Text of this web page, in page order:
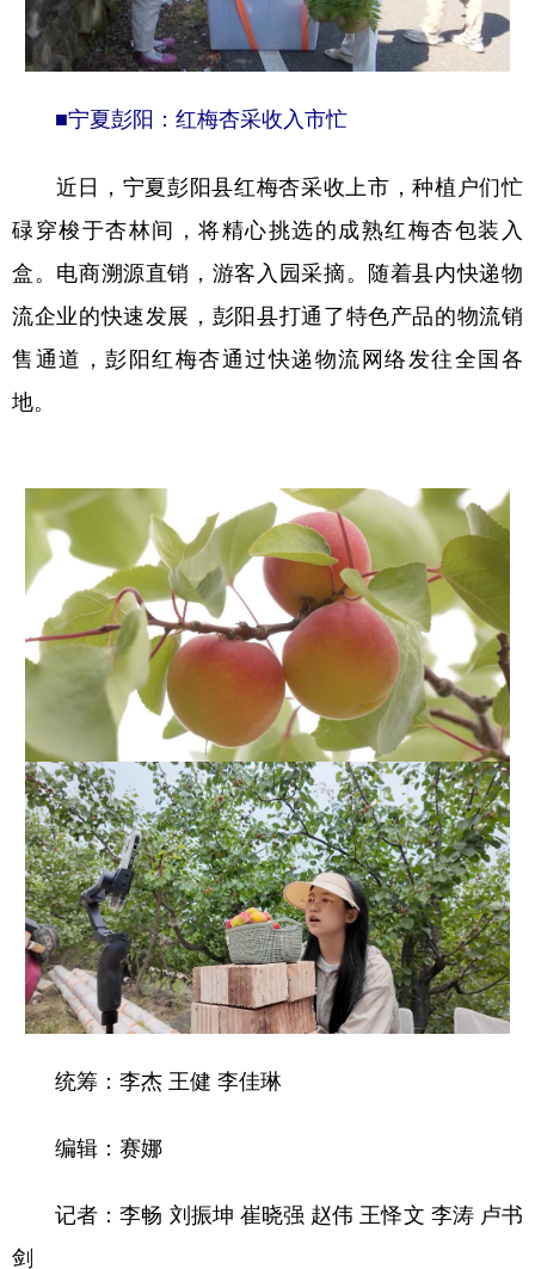
■宁夏彭阳：红梅杏采收入市忙
近日，宁夏彭阳县红梅杏采收上市，种植户们忙
碌穿梭于杏林间，将精心挑选的成熟红梅杏包装入
盒。电商溯源直销，游客入园采摘。随着县内快递物
流企业的快速发展，彭阳县打通了特色产品的物流销
售通道，彭阳红梅杏通过快递物流网络发往全国各
地。
统筹：李杰 王健 李佳琳
编辑：赛娜
记者：李畅 刘振坤 崔晓强 赵伟 王怿文 李涛 卢书
剑